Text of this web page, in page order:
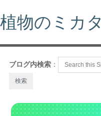
植物のミカタ
ブログ内検索 ：